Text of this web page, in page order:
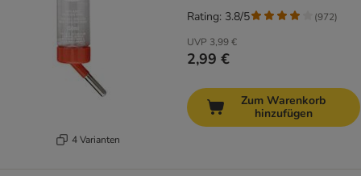
4 Varianten
UVP 3,99 €
2,99 €
Rating: 3.8/5 (972)
Zum Warenkorb
hinzufügen